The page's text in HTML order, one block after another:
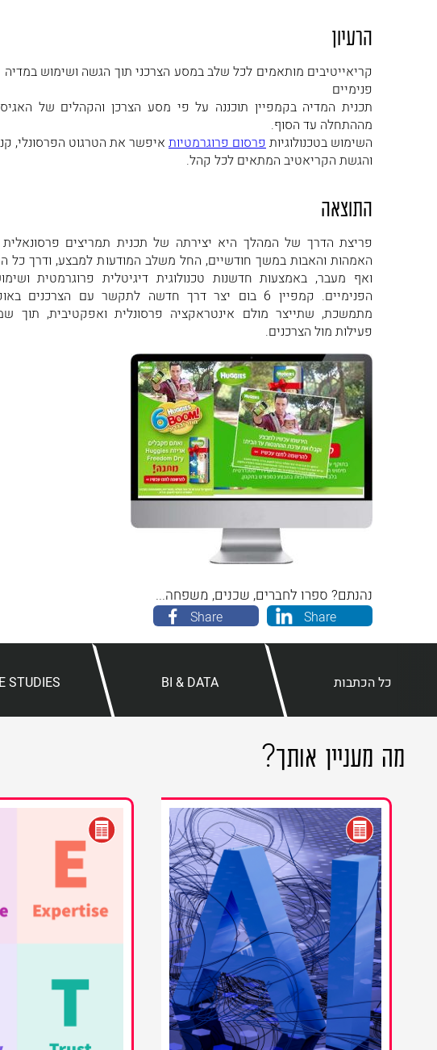
הרעיון
קריאייטיבים מותאמים לכל שלב במסע הצרכני תוך הגשה ושימוש במדיה
פנימיים
תכנית המדיה בקמפיין תוכננה על פי מסע הצרכן והקהלים של
מההתחלה עד הסוף.
השימוש בטכנולוגיותפרסום פרוגרמטיות איפשר את הטרגוט הפרסונלי,
והגשת הקריאטיב המתאים לכל קהל.
התוצאה
פריצת הדרך של המהלך היא יצירתה של תכנית תמריצים
האמהות והאבות במשך חודשיים, החל משלב המודעות למבצע, ודרך כל
ואף מעבר, באמצעות חדשנות טכנולוגית דיגיטלית פרוגרמטית
הפנימיים. קמפיין 6 בום יצר דרך חדשה לתקשר עם
מתמשכת, שתייצר מולם אינטראקציה פרסונלית ואפקטיבית, תוך
פעילות מול הצרכנים.
נהנתם? ספרו לחברים, שכנים, משפחה...
Share
Share
מה מעניין אותך?